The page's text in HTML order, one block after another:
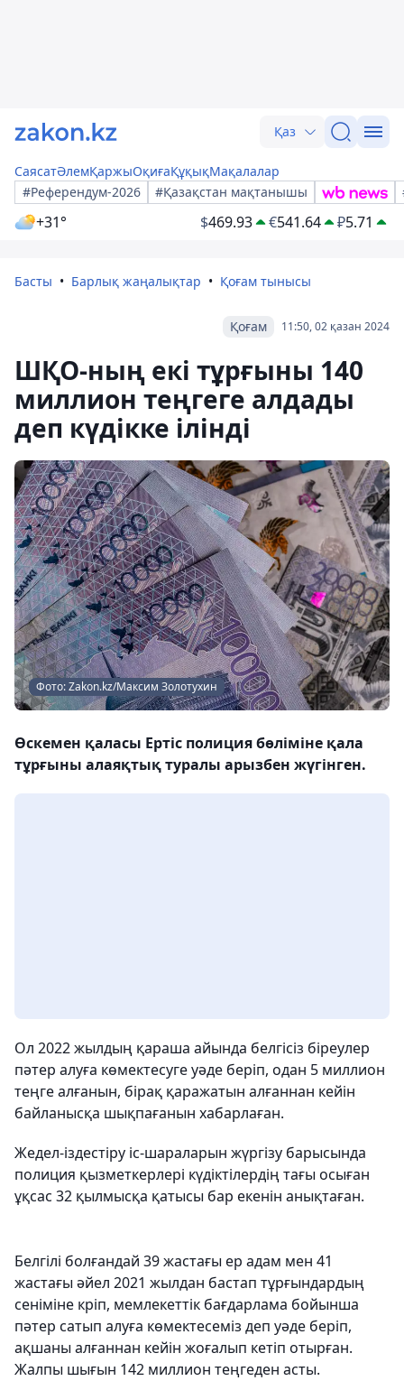
Қаз
СаясатӘлемҚаржыОқиғаҚұқықМақалалар
#Референдум-2026
#Қазақстан мақтанышы
+31° $469.93 €541.64 ₽5.71
Басты Барлық жаңалықтар Қоғам тынысы
11:50, 02 қазан 2024
Қоғам
ШҚО-ның екі тұрғыны 140
миллион теңгеге алдады
деп күдікке ілінді
Фото: Zakon.kz/Максим Золотухин
Өскемен қаласы Ертіс полиция бөліміне қала
тұрғыны алаяқтық туралы арызбен жүгінген.
Ол 2022 жылдың қараша айында белгісіз біреулер
пәтер алуға көмектесуге уәде беріп, одан 5 миллион
теңге алғанын, бірақ қаражатын алғаннан кейін
байланысқа шықпағанын хабарлаған.
Жедел-іздестіру іс-шараларын жүргізу барысында
полиция қызметкерлері күдіктілердің тағы осыған
ұқсас 32 қылмысқа қатысы бар екенін анықтаған.
Белгілі болғандай 39 жастағы ер адам мен 41
жастағы әйел 2021 жылдан бастап тұрғындардың
сеніміне кріп, мемлекеттік бағдарлама бойынша
пәтер сатып алуға көмектесеміз деп уәде беріп,
ақшаны алғаннан кейін жоғалып кетіп отырған.
Жалпы шығын 142 миллион теңгеден асты.